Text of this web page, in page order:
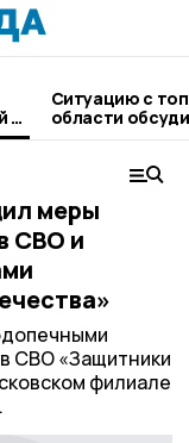
с
Ситуацию с
области
меры
СВО и
СВО «Защитники
филиале